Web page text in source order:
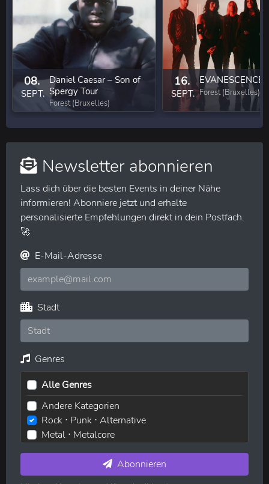
08.
SEPT.
Daniel Caesar – Son of
Spergy Tour
Forest (Bruxelles)
16.
SEPT.
EVANESCENCE
Forest (Bruxelles)
Newsletter abonnieren
Lass dich über die besten Events in deiner Nähe
informieren! Abonniere jetzt und erhalte
personalisierte Empfehlungen direkt in dein Postfach.
🚀
E-Mail-Adresse
Stadt
Genres
Alle Genres
Andere Kategorien
Rock ⋅ Punk ⋅ Alternative
Metal ⋅ Metalcore
Pop ⋅ Dance ⋅ Indie
Hip-Hop ⋅ Rap
Abonnieren